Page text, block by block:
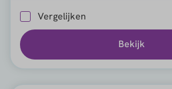
Vergelijken
Bekijk